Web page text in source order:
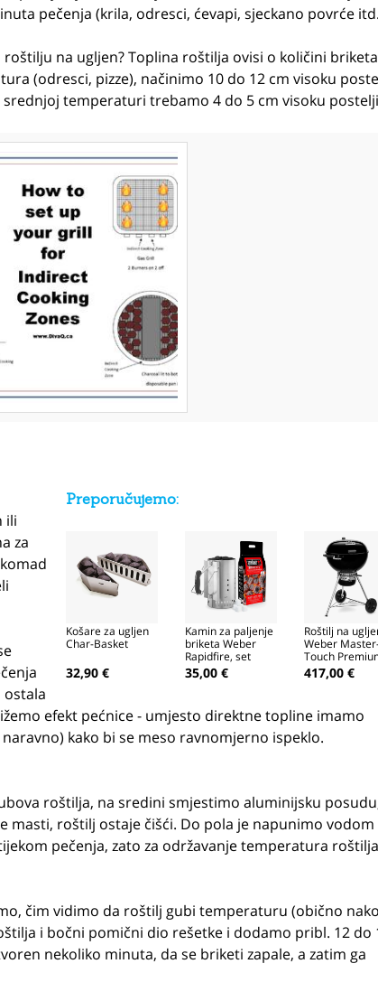
pečenja (krila, odresci, ćevapi, sjeckano povrće
na ugljen? Toplina roštilja ovisi o količini
(odresci, pizze), načinimo 10 do 12 cm visoku
temperaturi trebamo 4 do 5 cm visoku
Preporučujemo:
Košare za ugljen
Char-Basket
32,90 €
Kamin za paljenje
briketa Weber
Rapidfire, set
35,00 €
Roštilj na
Weber
Touch
GBS SE-5775,
cm
417,00 €
ili
za
ostala
efekt pećnice - umjesto direktne topline imamo
kako bi se meso ravnomjerno ispeklo.
roštilja, na sredini smjestimo aluminijsku
masti, roštilj ostaje čišći. Do pola je napunimo vodom
pečenja, zato za održavanje temperatura roštilja
čim vidimo da roštilj gubi temperaturu (obično
i bočni pomični dio rešetke i dodamo pribl. 12 do
nekoliko minuta, da se briketi zapale, a zatim ga